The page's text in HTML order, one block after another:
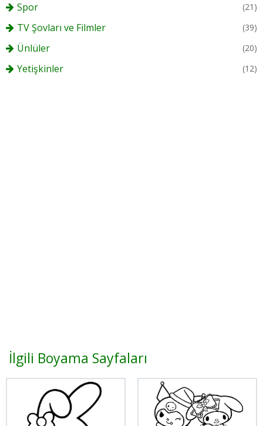
Spor (21)
TV Şovları ve Filmler (39)
Ünlüler (20)
Yetişkinler (12)
İlgili Boyama Sayfaları